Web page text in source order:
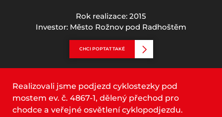
Rok realizace: 2015
Investor: Město Rožnov pod Radhoštěm
CHCI POPTAT TAKÉ
Realizovali jsme podjezd cyklostezky pod
mostem ev. č. 4867-1, dělený přechod pro
chodce a veřejné osvětlení cyklopodjezdu.